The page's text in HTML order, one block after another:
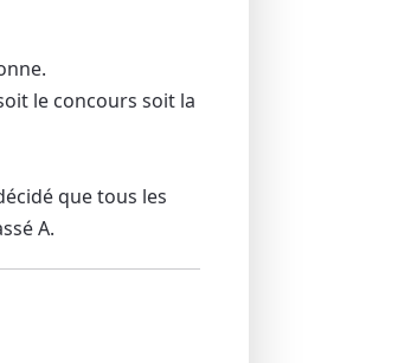
le concours soit la
que tous les
A.